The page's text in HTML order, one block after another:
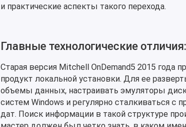
и практические аспекты такого перехода.
Главные технологические
Старая версия Mitchell OnDemand5 2015 года
продукт локальной установки. Для ее
объемы данных, настраивать эмуляторы
систем Windows и регулярно сталкиваться с
дат. Поиск информации в такой структуре